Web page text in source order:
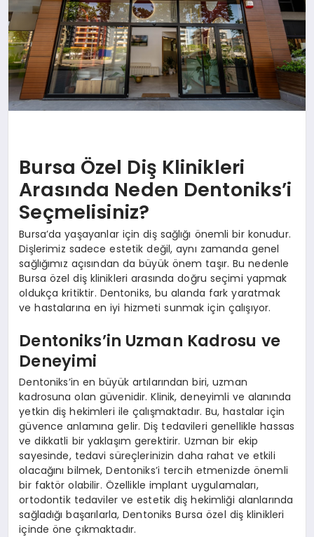
YAŞAM
MALATYA HABERLERI
Bursa Özel Diş Klinikleri
Arasında Neden Dentoniks’i
Seçmelisiniz?
Bursa’da yaşayanlar için diş sağlığı önemli bir konudur.
Dişlerimiz sadece estetik değil, aynı zamanda genel
sağlığımız açısından da büyük önem taşır. Bu nedenle
Bursa özel diş klinikleri arasında doğru seçimi yapmak
oldukça kritiktir. Dentoniks, bu alanda fark yaratmak
ve hastalarına en iyi hizmeti sunmak için çalışıyor.
Dentoniks’in Uzman Kadrosu ve
Deneyimi
Dentoniks’in en büyük artılarından biri, uzman
kadrosuna olan güvenidir. Klinik, deneyimli ve alanında
yetkin diş hekimleri ile çalışmaktadır. Bu, hastalar için
güvence anlamına gelir. Diş tedavileri genellikle hassas
ve dikkatli bir yaklaşım gerektirir. Uzman bir ekip
sayesinde, tedavi süreçlerinizin daha rahat ve etkili
olacağını bilmek, Dentoniks’i tercih etmenizde önemli
bir faktör olabilir. Özellikle implant uygulamaları,
ortodontik tedaviler ve estetik diş hekimliği alanlarında
sağladığı başarılarla, Dentoniks Bursa özel diş klinikleri
içinde öne çıkmaktadır.